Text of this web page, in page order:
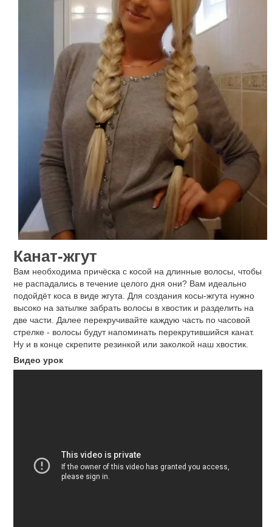
Канат-жгут
Вам необходима причёска с косой на длинные волосы, чтобы
не распадались в течение целого дня они? Вам идеально
подойдёт коса в виде жгута. Для создания косы-жгута нужно
высоко на затылке забрать волосы в хвостик и разделить на
две части. Далее перекручивайте каждую часть по часовой
стрелке - волосы будут напоминать перекрутившийся канат.
Ну и в конце скрепите резинкой или заколкой наш хвостик.
Видео урок